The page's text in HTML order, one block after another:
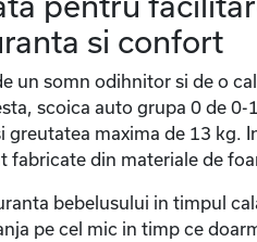
si confort
un somn odihnitor si de o
scoica auto grupa 0 de
maxima de 13 kg.
fabricate din materiale de
bebelusului in timpul
pe cel mic in timp ce